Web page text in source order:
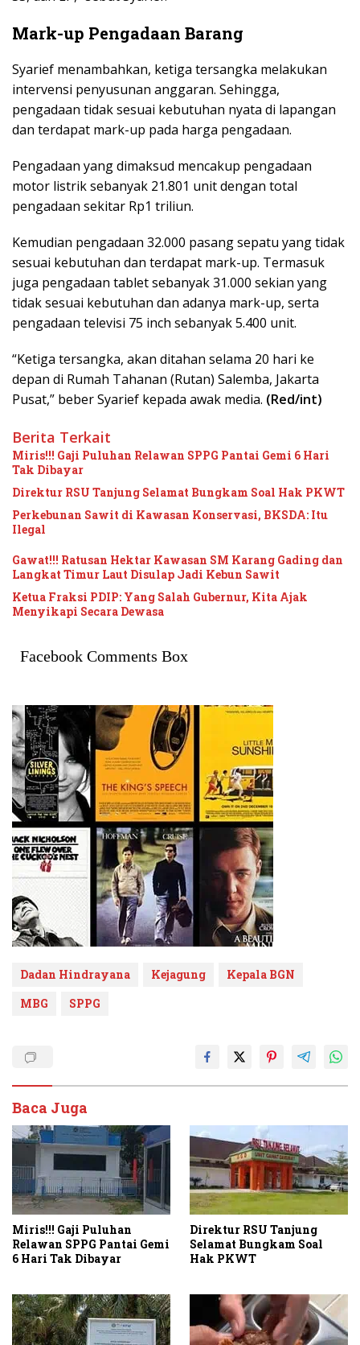
Mark-up Pengadaan Barang
Syarief menambahkan, ketiga tersangka melakukan
intervensi penyusunan anggaran. Sehingga,
pengadaan tidak sesuai kebutuhan nyata di lapangan
dan terdapat mark-up pada harga pengadaan.
Pengadaan yang dimaksud mencakup pengadaan
motor listrik sebanyak 21.801 unit dengan total
pengadaan sekitar Rp1 triliun.
Kemudian pengadaan 32.000 pasang sepatu yang tidak
sesuai kebutuhan dan terdapat mark-up. Termasuk
juga pengadaan tablet sebanyak 31.000 sekian yang
tidak sesuai kebutuhan dan adanya mark-up, serta
pengadaan televisi 75 inch sebanyak 5.400 unit.
“Ketiga tersangka, akan ditahan selama 20 hari ke
depan di Rumah Tahanan (Rutan) Salemba, Jakarta
Pusat,” beber Syarief kepada awak media. (Red/int)
Berita Terkait
Miris!!! Gaji Puluhan Relawan SPPG Pantai Gemi 6 Hari
Tak Dibayar
Direktur RSU Tanjung Selamat Bungkam Soal Hak PKWT
Perkebunan Sawit di Kawasan Konservasi, BKSDA: Itu
Ilegal
Gawat!!! Ratusan Hektar Kawasan SM Karang Gading dan
Langkat Timur Laut Disulap Jadi Kebun Sawit
Ketua Fraksi PDIP: Yang Salah Gubernur, Kita Ajak
Menyikapi Secara Dewasa
Facebook Comments Box
Dadan Hindrayana Kejagung
Kepala BGN
MBG
SPPG
Baca Juga
Miris!!! Gaji Puluhan
Relawan SPPG Pantai Gemi
6 Hari Tak Dibayar
Direktur RSU Tanjung
Selamat Bungkam Soal
Hak PKWT